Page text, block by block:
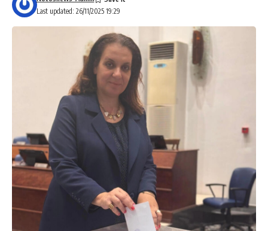
Last updated: 26/11/2025 19:29